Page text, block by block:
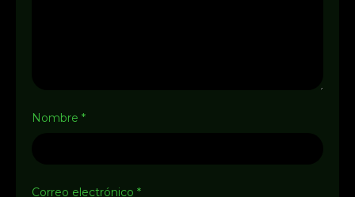
Nombre *
Correo electrónico *